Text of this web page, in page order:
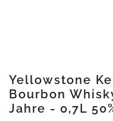
Yellowstone
Bourbon
Jahre - 0,7L